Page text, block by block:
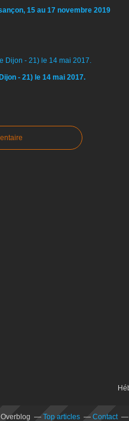
15 au 17 novembre 2019
- 21) le 14 mai 2017.
Top articles Contact